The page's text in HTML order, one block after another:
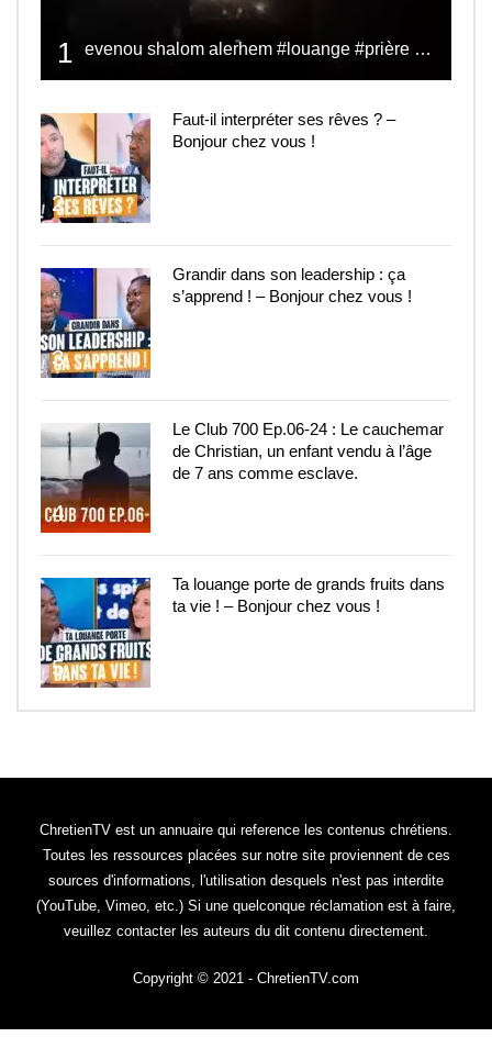
1 evenou shalom alerhem #louange #prière #shalom
2
Faut-il interpréter ses rêves ? –
Bonjour chez vous !
3
Grandir dans son leadership : ça
s’apprend ! – Bonjour chez vous !
4
Le Club 700 Ep.06-24 : Le cauchemar
de Christian, un enfant vendu à l’âge
de 7 ans comme esclave.
5
Ta louange porte de grands fruits dans
ta vie ! – Bonjour chez vous !
ChretienTV est un annuaire qui reference les contenus chrétiens.
Toutes les ressources placées sur notre site proviennent de ces
sources d'informations, l'utilisation desquels n'est pas interdite
(YouTube, Vimeo, etc.) Si une quelconque réclamation est à faire,
veuillez contacter les auteurs du dit contenu directement.
Copyright © 2021 - ChretienTV.com